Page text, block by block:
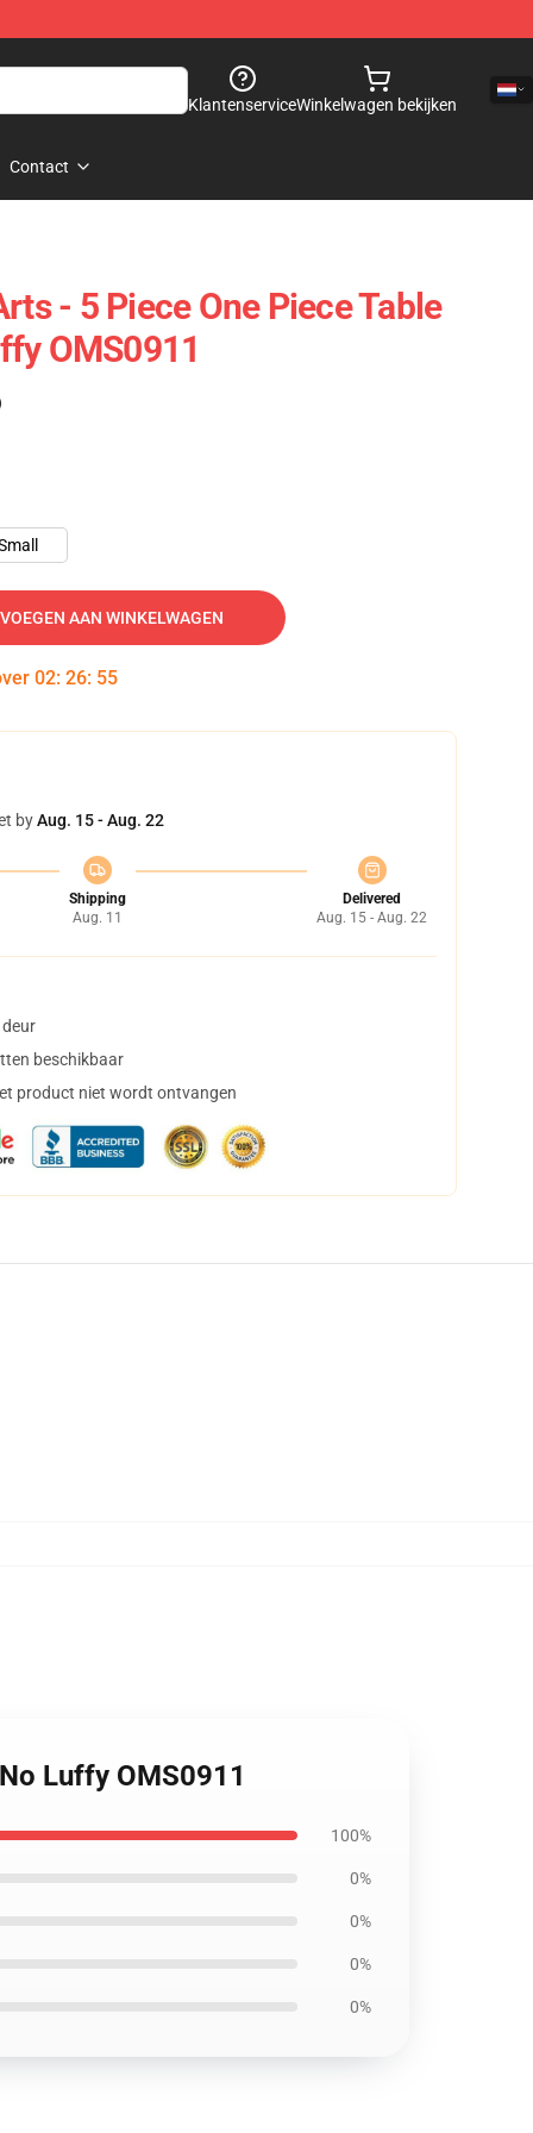
KlantenserviceWinkelwagen bekijken
Contact
- 5 Piece One Piece Table
OMS0911
AAN WINKELWAGEN
02: 26: 54
byAug. 15 - Aug. 22
Shipping
Aug. 11
Delivered
Aug. 15 - Aug. 22
beschikbaar
product niet wordt ontvangen
Luffy OMS0911
100%
0%
0%
0%
0%